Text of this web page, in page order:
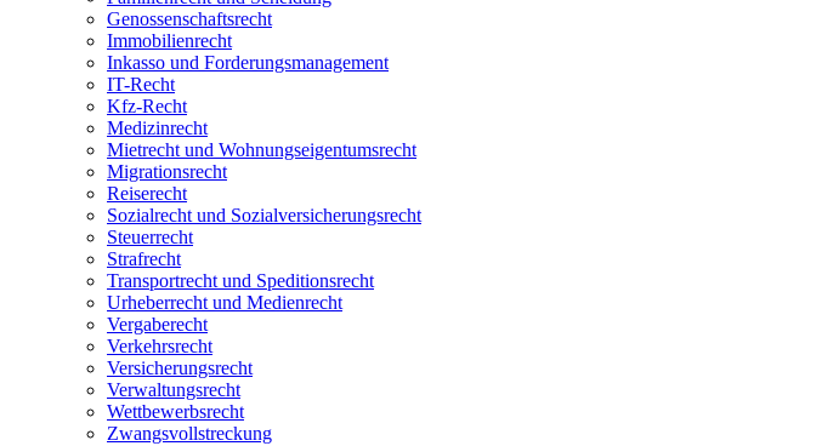
Genossenschaftsrecht
Immobilienrecht
Inkasso und Forderungsmanagement
IT-Recht
Kfz-Recht
Medizinrecht
Mietrecht und Wohnungseigentumsrecht
Migrationsrecht
Reiserecht
Sozialrecht und Sozialversicherungsrecht
Steuerrecht
Strafrecht
Transportrecht und Speditionsrecht
Urheberrecht und Medienrecht
Vergaberecht
Verkehrsrecht
Versicherungsrecht
Verwaltungsrecht
Wettbewerbsrecht
Zwangsvollstreckung